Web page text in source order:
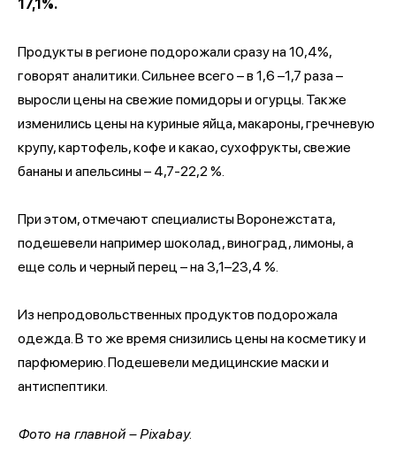
17,1%.
Продукты в регионе подорожали сразу на 10,4%,
говорят аналитики. Сильнее всего – в 1,6 –1,7 раза –
выросли цены на свежие помидоры и огурцы. Также
изменились цены на куриные яйца, макароны, гречневую
крупу, картофель, кофе и какао, сухофрукты, свежие
бананы и апельсины – 4,7-22,2 %.
При этом, отмечают специалисты Воронежстата,
подешевели например шоколад, виноград, лимоны, а
еще соль и черный перец – на 3,1–23,4 %.
Из непродовольственных продуктов подорожала
одежда. В то же время снизились цены на косметику и
парфюмерию. Подешевели медицинские маски и
антиспептики.
Фото на главной – Pixabay.